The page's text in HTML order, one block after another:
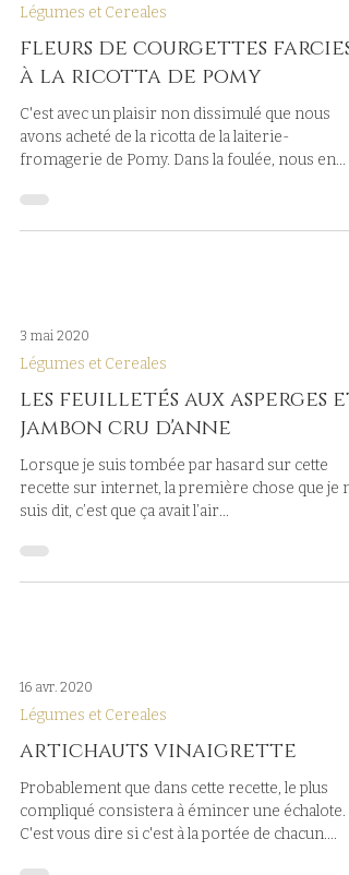
Légumes et Cereales
fleurs de courgettes farcies
à la ricotta de pomy
C'est avec un plaisir non dissimulé que nous
avons acheté de la ricotta de la laiterie-
fromagerie de Pomy. Dans la foulée, nous en
3 mai 2020
Légumes et Cereales
les feuilletés aux asperges et
jambon cru d'anne
Lorsque je suis tombée par hasard sur cette
recette sur internet, la première chose que je
suis dit, c’est que ça avait l’air...
16 avr. 2020
Légumes et Cereales
artichauts vinaigrette
Probablement que dans cette recette, le plus
compliqué consistera à émincer une échalote.
C'est vous dire si c'est à la portée de chacun....